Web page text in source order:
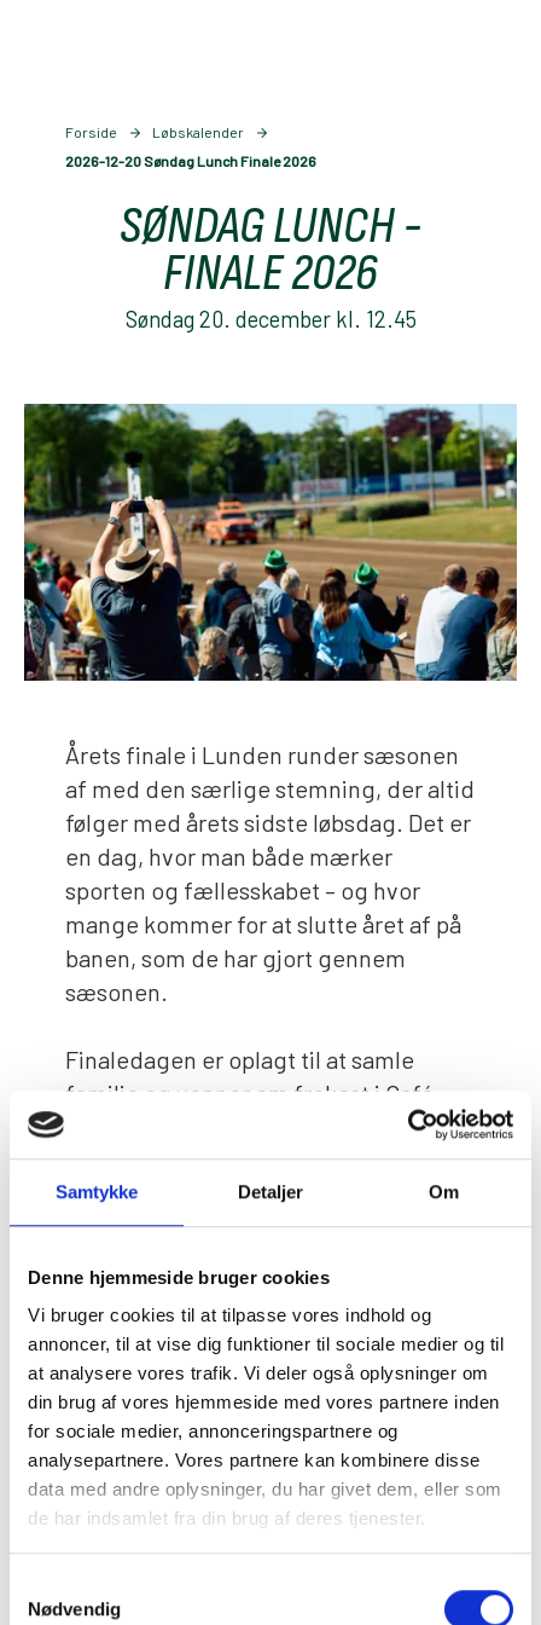
Samtykke Detaljer Om
Denne hjemmeside bruger cookies
Vi bruger cookies til at tilpasse vores indhold og
annoncer, til at vise dig funktioner til sociale medier og til
at analysere vores trafik. Vi deler også oplysninger om
din brug af vores hjemmeside med vores partnere inden
for sociale medier, annonceringspartnere og
analysepartnere. Vores partnere kan kombinere disse
data med andre oplysninger, du har givet dem, eller som
de har indsamlet fra din brug af deres tjenester.
personoplysninger i vores privatlivspolitik, som du
Nødvendig
Forside
Løbskalender
2026-12-20 Søndag Lunch Finale 2026
SØNDAG LUNCH -
FINALE 2026
Søndag 20. december kl. 12.45
Årets finale i Lunden runder sæsonen
af med den særlige stemning, der altid
følger med årets sidste løbsdag. Det er
en dag, hvor man både mærker
sporten og fællesskabet – og hvor
mange kommer for at slutte året af på
banen, som de har gjort gennem
sæsonen.
Finaledagen er oplagt til at samle
familie og venner om frokost i Café
Lunden og nyde, at sæsonen afsluttes i
rolige, varme rammer.
Søndag 20. december
Køb billetter her